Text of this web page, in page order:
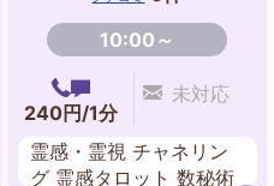
10:00～
240円/1分
未対応
霊感・霊視 チャネリン
グ 霊感タロット 数秘術